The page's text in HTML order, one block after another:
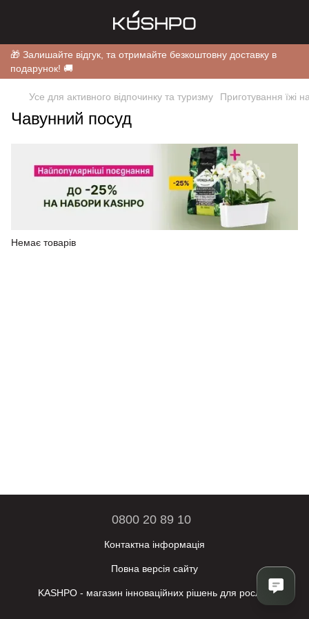
🎁 Залишайте відгук, та отримайте безкоштовну доставку в
подарунок! 🚚
Усе для активного відпочинку та туризму Приготування їжі
Чавунний посуд
Немає товарів
0800 20 89 10
Контактна інформація
Повна версія сайту
KASHPO - магазин інноваційних рішень для рослин